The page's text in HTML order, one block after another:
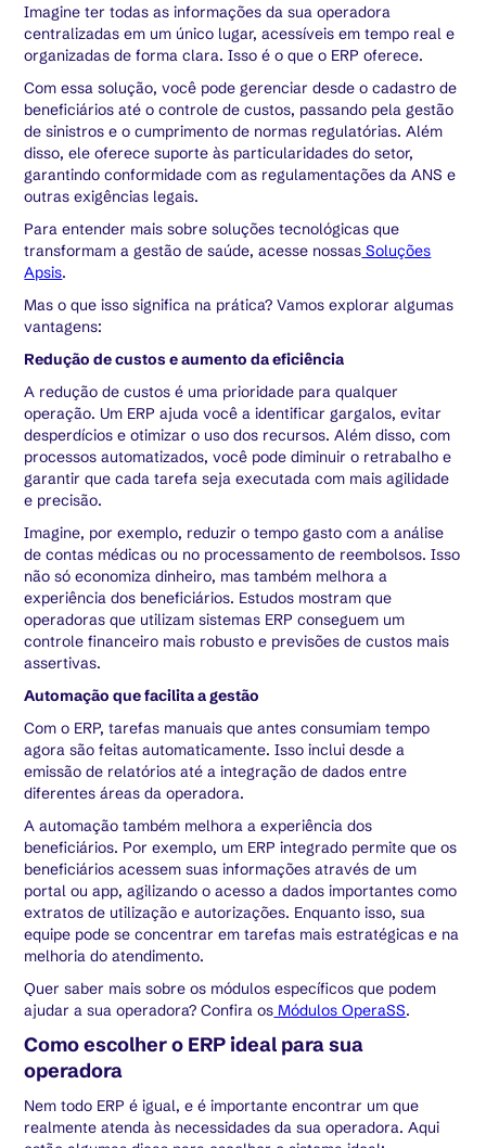
Imagine ter todas as informações da sua operadora
centralizadas em um único lugar, acessíveis em tempo real e
organizadas de forma clara. Isso é o que o ERP oferece.
Com essa solução, você pode gerenciar desde o cadastro de
beneficiários até o controle de custos, passando pela gestão
de sinistros e o cumprimento de normas regulatórias. Além
disso, ele oferece suporte às particularidades do setor,
garantindo conformidade com as regulamentações da ANS e
outras exigências legais.
Para entender mais sobre soluções tecnológicas que
transformam a gestão de saúde, acesse nossas Soluções
Apsis.
Mas o que isso significa na prática? Vamos explorar algumas
vantagens:
Redução de custos e aumento da eficiência
A redução de custos é uma prioridade para qualquer
operação. Um ERP ajuda você a identificar gargalos, evitar
desperdícios e otimizar o uso dos recursos. Além disso, com
processos automatizados, você pode diminuir o retrabalho e
garantir que cada tarefa seja executada com mais agilidade
e precisão.
Imagine, por exemplo, reduzir o tempo gasto com a análise
de contas médicas ou no processamento de reembolsos. Isso
não só economiza dinheiro, mas também melhora a
experiência dos beneficiários. Estudos mostram que
operadoras que utilizam sistemas ERP conseguem um
controle financeiro mais robusto e previsões de custos mais
assertivas.
Automação que facilita a gestão
Com o ERP, tarefas manuais que antes consumiam tempo
agora são feitas automaticamente. Isso inclui desde a
emissão de relatórios até a integração de dados entre
diferentes áreas da operadora.
A automação também melhora a experiência dos
beneficiários. Por exemplo, um ERP integrado permite que os
beneficiários acessem suas informações através de um
portal ou app, agilizando o acesso a dados importantes como
extratos de utilização e autorizações. Enquanto isso, sua
equipe pode se concentrar em tarefas mais estratégicas e na
melhoria do atendimento.
Quer saber mais sobre os módulos específicos que podem
ajudar a sua operadora? Confira os Módulos OperaSS.
Como escolher o ERP ideal para sua
operadora
Nem todo ERP é igual, e é importante encontrar um que
realmente atenda às necessidades da sua operadora. Aqui